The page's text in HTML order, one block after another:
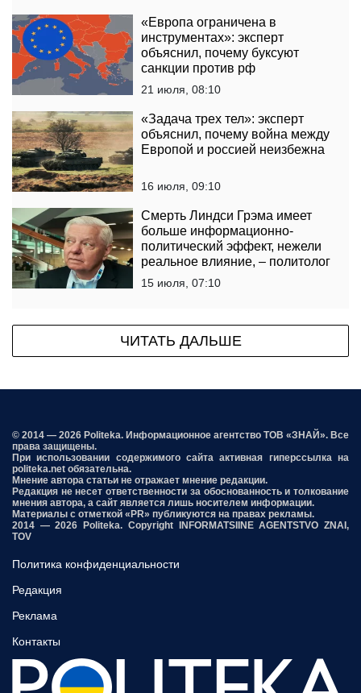
«Европа ограничена в
инструментах»: эксперт
объяснил, почему буксуют
санкции против рф
21 июля, 08:10
«Задача трех тел»: эксперт
объяснил, почему война между
Европой и россией неизбежна
16 июля, 09:10
Смерть Линдси Грэма имеет
больше информационно-
политический эффект, нежели
реальное влияние, – политолог
15 июля, 07:10
ЧИТАТЬ ДАЛЬШЕ
© 2014 — 2026 Politeka. Информационное агентство ТОВ «ЗНАЙ». Все
права защищены.
При использовании содержимого сайта активная гиперссылка на
politeka.net обязательна.
Мнение автора статьи не отражает мнение редакции.
Редакция не несет ответственности за обоснованность и толкование
мнения автора, а сайт является лишь носителем информации.
Материалы с отметкой «PR» публикуются на правах рекламы.
2014 — 2026 Politeka. Copyright INFORMATSIINE AGENTSTVO ZNAI,
TOV
Политика конфиденциальности
Редакция
Реклама
Контакты